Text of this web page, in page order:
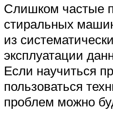
Слишком частые
стиральных
из
эксплуатации
Если научиться
пользоваться
проблем можно